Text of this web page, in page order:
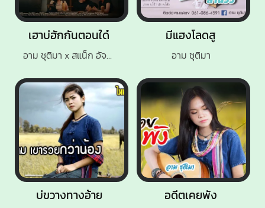
มีแฮงโลดสู
อาม ชุติมา
อดีตเคยพัง
บ่ขวางทางอ้าย
เฮาบ่ฮักกันตอนใด๋
อาม ชุติมา x สแน็ก อัจฉรีย์